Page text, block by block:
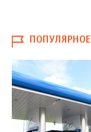
ПОПУЛЯРНОЕ